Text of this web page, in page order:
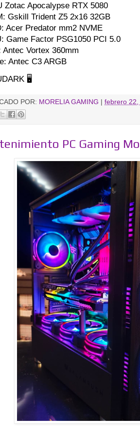
Zotac Apocalypse RTX 5080
Gskill Trident Z5 2x16 32GB
Acer Predator mm2 NVME
Game Factor PSG1050 PCI 5.0
Antec Vortex 360mm
Antec C3 ARGB
🖥️
POR: MORELIA GAMING febrero 22,
PC Gaming